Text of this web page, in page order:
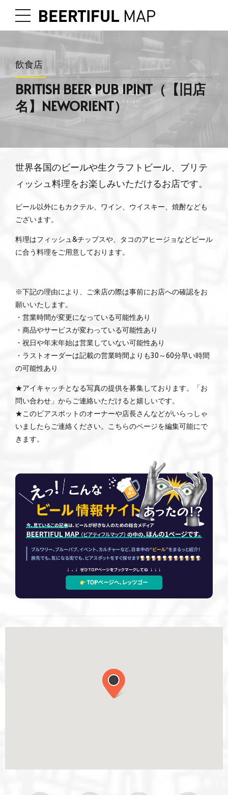
飲食店
BRITISH BEER PUB 1PINT（【旧店
名】NEWORIENT）
世界各国のビールや生クラフトビール、ブリテ
ィッシュ料理をお楽しみいただけるお店です。
ビール以外にもカクテル、ワイン、ウイスキー、焼酎なども
ございます。
料理はフィッシュ&チップスや、タコのアヒージョなどビール
に合う料理をご用意しております。
※下記の理由により、ご来店の際は事前にお店への確認をお
願いいたします。
・営業時間が変更になっている可能性あり
・商品やサービスが変わっている可能性あり
・祝日や年末年始は営業していない可能性あり
・ラストオーダーは記載の営業時間よりも30～60分早い時間
の可能性あり
★アイキャッチとなる写真の提供を募集しております。「お
問い合わせ」からご連絡いただけると嬉しいです。
★このビアスポットのオーナーや店長さんなどがいらっしゃ
いましたらご連絡ください。こちらのページを編集可能にで
きます。